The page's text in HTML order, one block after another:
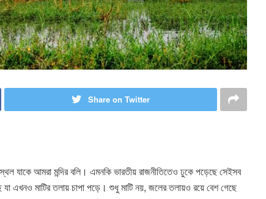
Share on Twitter
যাকে আমরা মন্দির বলি। এমনকি ভারতীয় রাজনীতিতেও ঢুকে পড়েছে সেইসব
এখনও মাটির তলায় চাপা পড়ে। শুধু মাটি নয়, জলের তলায়ও রয়ে বেশ গেছে